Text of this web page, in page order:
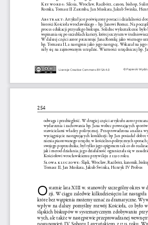
© Papieski
Licencje Creative Commons BY-SA 4.0
K ey wor ds:  Silesia,  Wrocław,  Racibórz,  canon,  bishop,
Romka, Tomasz II Zaremba, Jan Muskata, Jakub Świnka,
Abstrakt: Artykuł jest poświęcony postaci i działalności
bistości Kościoła wrocławskiego – bp. Janowi Romce. Na
proces edukacji przyszłego biskupa. Solidne wykształcenie
wspinania się po szczeblach kariery, której szczytem w
W dalszej części autor prezentuje Jana Romkę jako wiernego
bp. Tomasza II, a następnie jako jego następcę. Wskazał na jego
niły  się  na  zajmowanym  urzędzie.  Wierności  urzędniczej  bp.
254
odwaga i przebiegłość. W drugiej części artykułu autor
wydarzenia i zachowania bp. Jana wobec powstających
stawicielami  władzy  politycznej.  Przeprowadzona  analiza
wyciągnięcie  następujących  konkluzji:  bp  Jan  posiadał  dobre
nienia piastowanego urzędu; w kościelno-politycznych sporach
swojego poprzednika; był tylko jego epigonem tak co do
jak i metod działania; jego działalność ograniczała się w
Kościołowi wrocławskiemu przywileju z 1290 roku.
Słowa k luczowe: Śląsk, Wrocław, Racibórz, kanonik,
Tomasz II, Jan Muskata, Jakub Świnka, Henryk IV Probus
O statnie lata XIII w. stanowiły szczególny okres w
zji. W ciągu zaledwie kilkudziesięciu lat nastąpiła
które bez wątpienia możemy uznać za dramatyczne.
wpływ  na  dalszy  pomyślny  rozwój  Kościoła,  co  było
śląskich  biskupów  w systematycznym  zdobywaniu
wych, ale także w następstwie przeprowadzanej
postanowień  IV  Soboru  Laterańskiego  z 1215  roku.